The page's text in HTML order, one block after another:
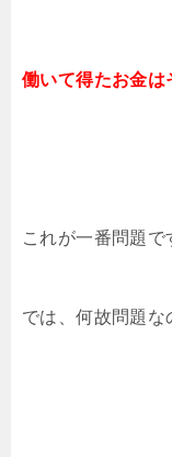
働いて得たお金は
これが一番問題で
では、何故問題な